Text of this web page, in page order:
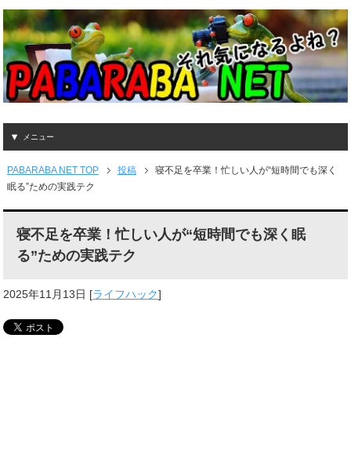
メニュー
PABARABA NET TOP 投稿
寝不足を卒業！忙しい人が“短時間でも深く
眠る”ための実践テク
寝不足を卒業！忙しい人が“短時間でも深く眠
る”ための実践テク
2025年11月13日 [ライフハック]